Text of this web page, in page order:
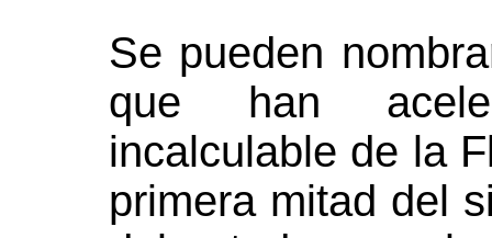
Se pueden
que han
incalculable de la
primera mitad del